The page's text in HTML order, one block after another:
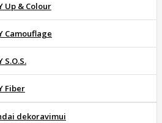
Up & Colour
Camouflage
S.O.S.
Fiber
dekoravimui